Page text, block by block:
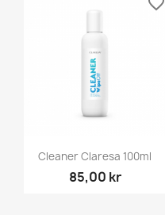
Cleaner Claresa 100ml
85,00 kr